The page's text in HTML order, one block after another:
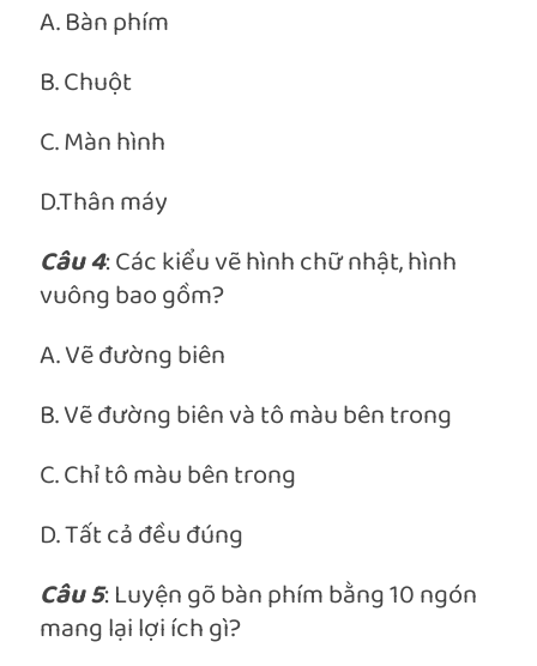
A. Bàn phím
B. Chuột
C. Màn hình
D.Thân máy
Câu 4: Các kiểu vẽ hình chữ nhật, hình
vuông bao gồm?
A. Vẽ đường biên
B. Vẽ đường biên và tô màu bên trong
C. Chỉ tô màu bên trong
D. Tất cả đều đúng
Câu 5: Luyện gõ bàn phím bằng 10 ngón
mang lại lợi ích gì?